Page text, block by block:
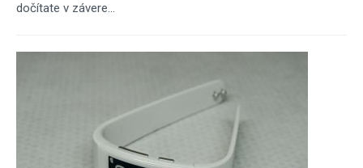
dočítate v závere...